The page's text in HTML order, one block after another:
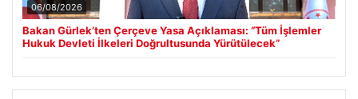
06/08/2026
Bakan Gürlek’ten Çerçeve Yasa Açıklaması: “Tüm İşlemler
Hukuk Devleti İlkeleri Doğrultusunda Yürütülecek”